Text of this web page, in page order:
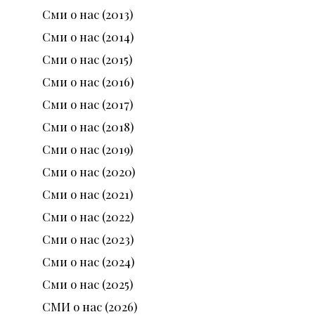
Сми о нас (2013)
Сми о нас (2014)
Сми о нас (2015)
Сми о нас (2016)
Сми о нас (2017)
Сми о нас (2018)
Сми о нас (2019)
Сми о нас (2020)
Сми о нас (2021)
Сми о нас (2022)
Сми о нас (2023)
Сми о нас (2024)
Сми о нас (2025)
СМИ о нас (2026)